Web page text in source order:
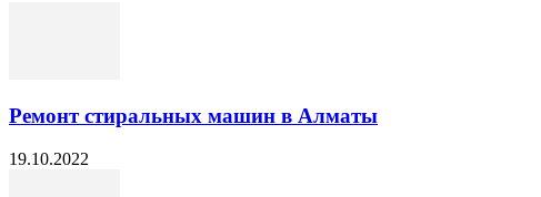
Ремонт стиральных машин в Алматы
19.10.2022